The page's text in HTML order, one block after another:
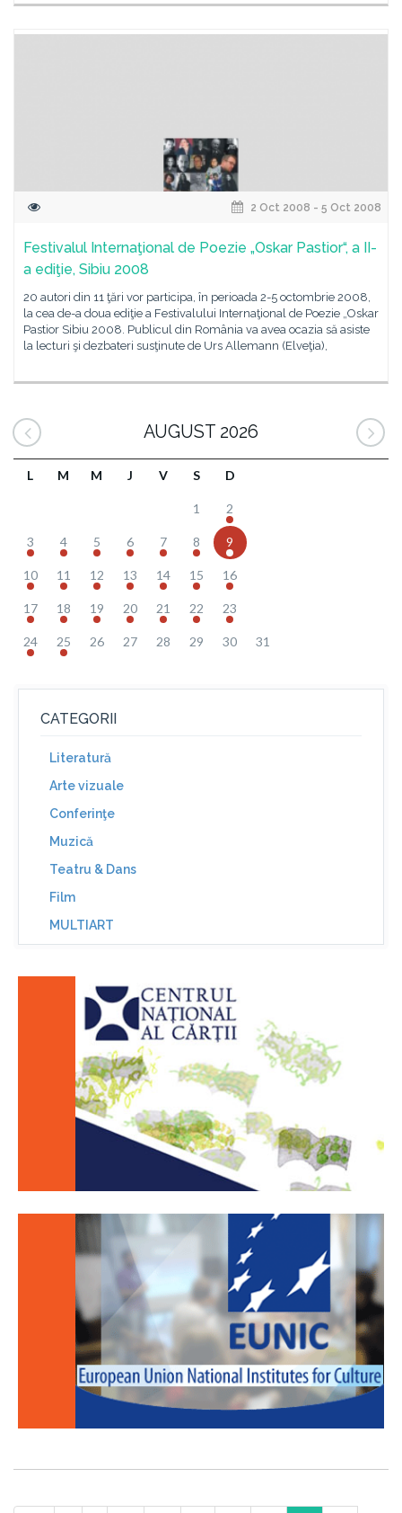
2 Oct 2008 - 5 Oct 2008
Festivalul Internaţional de Poezie „Oskar Pastior“, a II-
a ediţie, Sibiu 2008
20 autori din 11 ţări vor participa, în perioada 2-5 octombrie 2008,
la cea de-a doua ediţie a Festivalului Internaţional de Poezie „Oskar
Pastior Sibiu 2008. Publicul din România va avea ocazia să asiste
la lecturi şi dezbateri susţinute de Urs Allemann (Elveţia),
AUGUST 2026
L M M J V S D
1 2
3 4 5 6 7 8 9
10 11 12 13 14 15 16
17 18 19 20 21 22 23
24 25 26 27 28 29 30 31
CATEGORII
Literatură
Arte vizuale
Conferinţe
Muzică
Teatru & Dans
Film
MULTIART